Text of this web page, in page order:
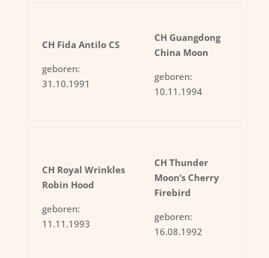
CH Fida Antilo CS
geboren:
31.10.1991
CH Guangdong
China Moon
geboren:
10.11.1994
CH Royal Wrinkles
Robin Hood
geboren:
11.11.1993
CH Thunder
Moon’s Cherry
Firebird
geboren:
16.08.1992